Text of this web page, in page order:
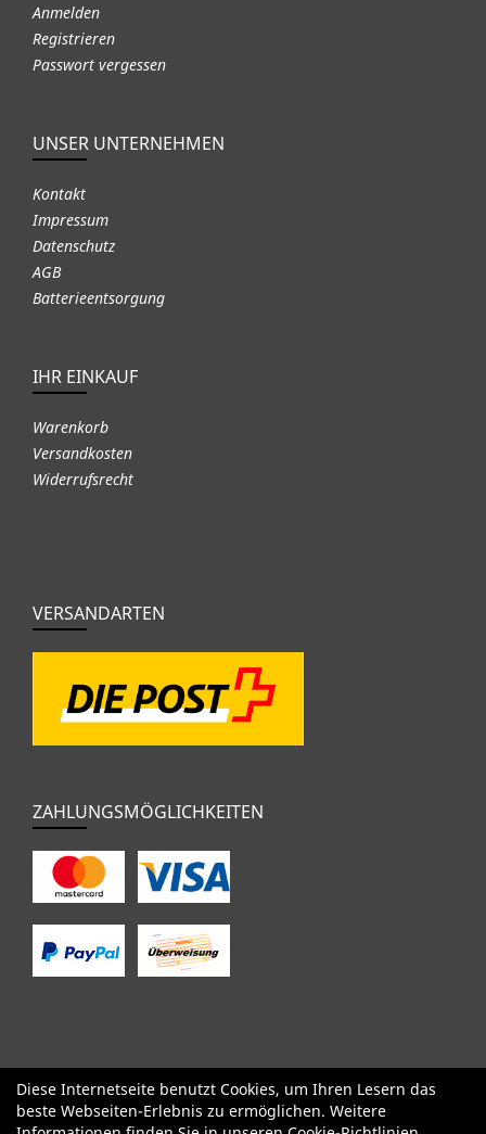
Anmelden
Registrieren
Passwort vergessen
UNSER UNTERNEHMEN
Kontakt
Impressum
Datenschutz
AGB
Batterieentsorgung
IHR EINKAUF
Warenkorb
Versandkosten
Widerrufsrecht
VERSANDARTEN
ZAHLUNGSMÖGLICHKEITEN
SALE Specialized Factor Cervélo BMC Orbea
Yeti
Pinarello
OPEN Kids / BMX Komponenten Bekleidung
Diese Internetseite benutzt Cookies, um Ihren Lesern das
beste Webseiten-Erlebnis zu ermöglichen. Weitere